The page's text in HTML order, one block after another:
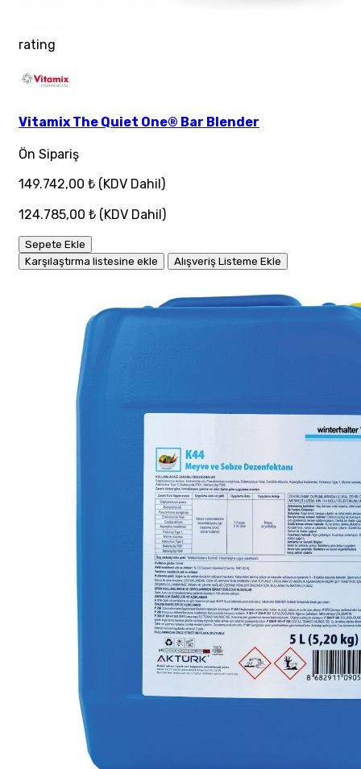
rating
Vitamix The Quiet One® Bar Blender
Ön Sipariş
149.742,00 ₺ (KDV Dahil)
124.785,00 ₺ (KDV Dahil)
Sepete Ekle
Karşılaştırma listesine ekle
Alışveriş Listeme Ekle